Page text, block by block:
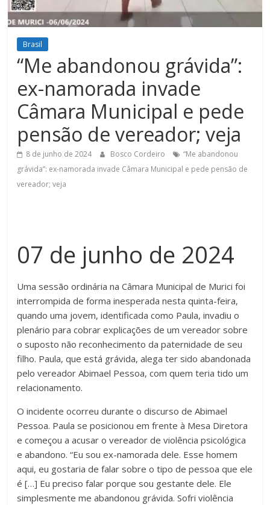
Figueiredo
Brasil
“Me abandonou grávida”:
ex-namorada invade
Câmara Municipal e pede
pensão de vereador; veja
8 de junho de 2024 Bosco Cordeiro
“Me abandonou
grávida”: ex-namorada invade Câmara Municipal e pede pensão de
vereador; veja
07 de junho de 2024
Uma sessão ordinária na Câmara Municipal de Murici foi
interrompida de forma inesperada nesta quinta-feira,
quando uma jovem, identificada como Paula, invadiu o
plenário para cobrar explicações de um vereador sobre
o suposto não reconhecimento da paternidade de seu
filho. Paula, que está grávida, alega ter sido abandonada
pelo vereador Abimael Pessoa, com quem teria tido um
relacionamento.
O incidente ocorreu durante o discurso de Abimael
Pessoa. Paula se posicionou em frente à Mesa Diretora
e começou a acusar o vereador de violência psicológica
e abandono. “Eu sou ex-namorada dele. Esse homem
aqui, eu gostaria de falar sobre o tipo de pessoa que ele
é […] Eu preciso falar porque sou gestante dele. Ele
simplesmente me abandonou grávida. Sofri violência